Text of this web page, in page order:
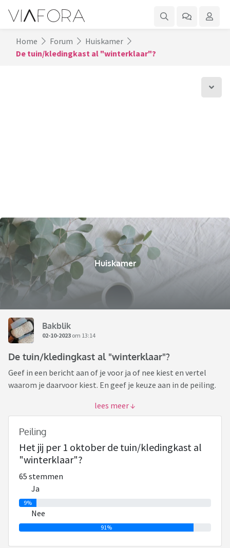
Home Forum
Huiskamer
De tuin/kledingkast al "winterklaar"?
Huiskamer
Bakblik
02-10-2023 om 13:14
De tuin/kledingkast al "winterklaar"?
Geef in een bericht aan of je voor ja of nee kiest en vertel
waarom je daarvoor kiest. En geef je keuze aan in de peiling.
Ben je de eerste in dit topic die reageert, Of De Eerste Na De
bijvoorbeeld : Botox ja of nee?
Deze stelling plaats je de volgende dag, het liefst in de
ochtend, in een nieuw topic. Degene die daar weer als eerste
reageert opent de dag erop weer een nieuw ja/nee topic.
neergezet mag iemand anders de beurt claimen.
Je plaatst het topic in huiskamer. Je zet in de titel: Ja/nee
met de datum en de stelling/het woord. Vervolgens maak je
Peiling
Het jij per 1 oktober de tuin/kledingkast al
"winterklaar"?
65 stemmen
Ja
9%
Nee
91%